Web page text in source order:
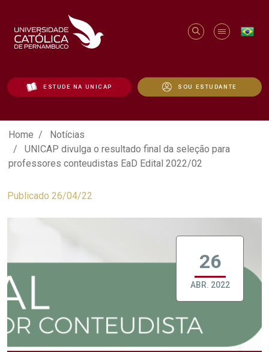
ESTUDE NA UNICAP SOU ESTUDANTE
UNICAP divulga o resultado final da
Home
Notícias
UNICAP divulga o resultado final da seleção para
professores conteudistas EaD Edital 2022/02
Publicado 26/04/22
26
ABR. 2022